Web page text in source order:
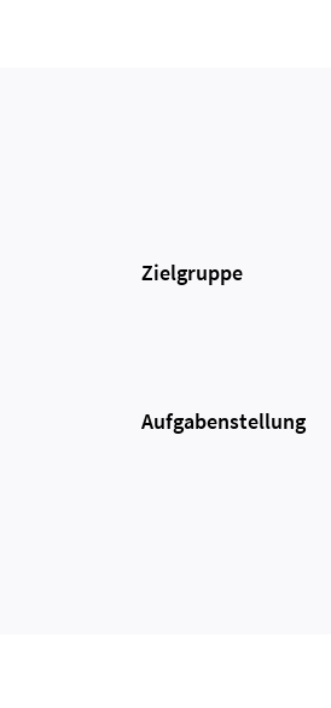
Zielgruppe
Aufgabenstellung